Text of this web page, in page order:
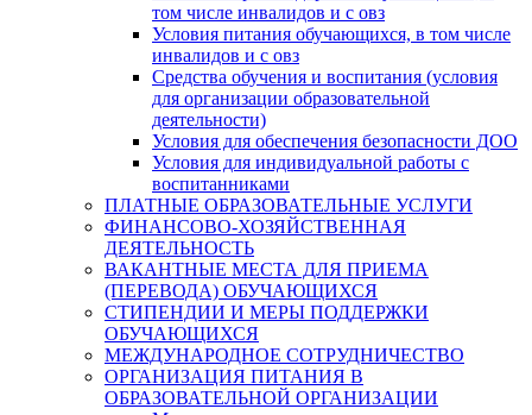
том числе инвалидов и с овз
Условия питания обучающихся, в том числе
инвалидов и с овз
Средства обучения и воспитания (условия
для организации образовательной
деятельности)
Условия для обеспечения безопасности ДОО
Условия для индивидуальной работы с
воспитанниками
ПЛАТНЫЕ ОБРАЗОВАТЕЛЬНЫЕ УСЛУГИ
ФИНАНСОВО-ХОЗЯЙСТВЕННАЯ
ДЕЯТЕЛЬНОСТЬ
ВАКАНТНЫЕ МЕСТА ДЛЯ ПРИЕМА
(ПЕРЕВОДА) ОБУЧАЮЩИХСЯ
СТИПЕНДИИ И МЕРЫ ПОДДЕРЖКИ
ОБУЧАЮЩИХСЯ
МЕЖДУНАРОДНОЕ СОТРУДНИЧЕСТВО
ОРГАНИЗАЦИЯ ПИТАНИЯ В
ОБРАЗОВАТЕЛЬНОЙ ОРГАНИЗАЦИИ